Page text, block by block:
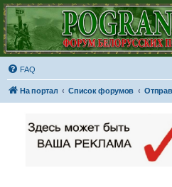
FAQ
На портал Список форумов